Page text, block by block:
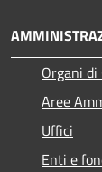
Organi di
Aree
Uffici
Enti e